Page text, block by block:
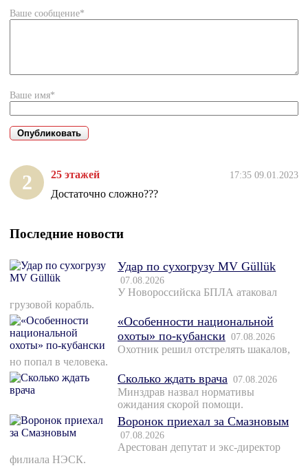
Ваше сообщение*
Ваше имя*
2 25 этажей 17:35 09.01.2023
Достаточно сложно???
Последние новости
Удар по сухогрузу MV Güllük
07.08.2026
У Новороссийска БПЛА атаковал
грузовой корабль.
«Особенности национальной
охоты» по-кубански 07.08.2026
Охотник решил отстрелять шакалов,
но попал в человека.
Сколько ждать врача 07.08.2026
Минздрав назвал нормативы
ожидания скорой помощи.
Воронок приехал за Смазновым
07.08.2026
Арестован депутат и экс-директор
филиала НЭСК.